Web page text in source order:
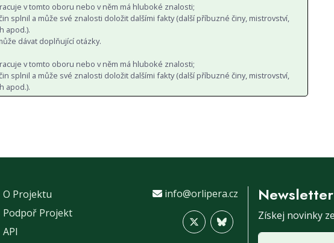
v tomto oboru nebo v něm má hluboké znalosti;
splnil a může své znalosti doložit dalšími fakty (další příbuzné činy, mistrovství,
apod.).
dávat doplňující otázky.
v tomto oboru nebo v něm má hluboké znalosti;
splnil a může své znalosti doložit dalšími fakty (další příbuzné činy, mistrovství,
apod.).
O Projektu
Podpoř Projekt
API
info@orlipera.cz Newsletter
Získej novinky